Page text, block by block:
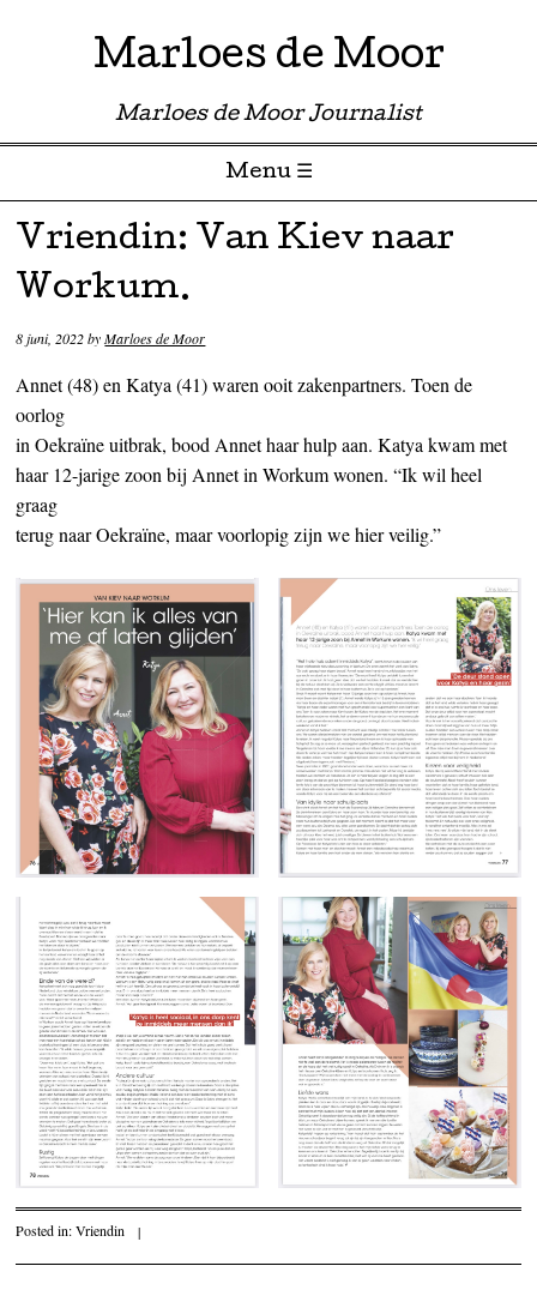
Marloes de Moor
Marloes de Moor Journalist
Menu ☰
Skip to content
Vriendin: Van Kiev naar
Workum.
8 juni, 2022byMarloes de Moor
Annet (48) en Katya (41) waren ooit zakenpartners. Toen de
oorlog
in Oekraïne uitbrak, bood Annet haar hulp aan. Katya kwam met
haar 12-jarige zoon bij Annet in Workum wonen. “Ik wil heel
graag
terug naar Oekraïne, maar voorlopig zijn we hier veilig.”
Posted in:Vriendin |